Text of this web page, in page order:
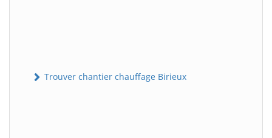
Trouver chantier chauffage Birieux